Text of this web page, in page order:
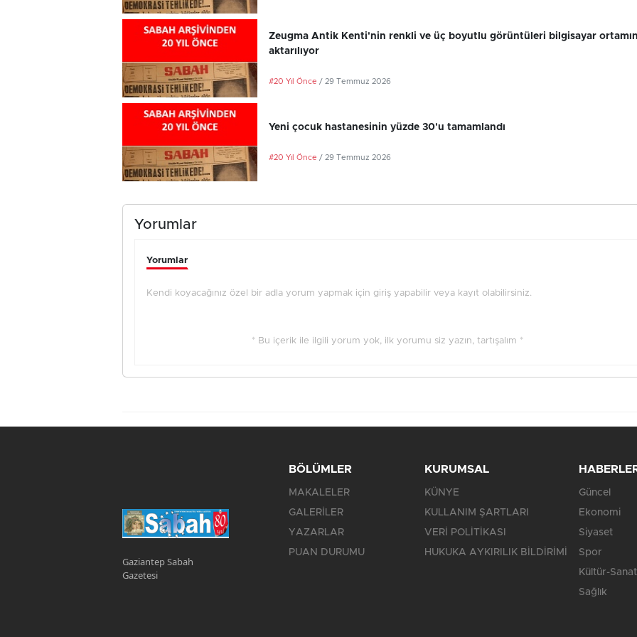
Zeugma Antik Kenti'nin renkli ve üç boyutlu görüntüleri bilgisayar
aktarılıyor
#20 Yıl Önce / 29 Temmuz 2026
Yeni çocuk hastanesinin yüzde 30'u tamamlandı
#20 Yıl Önce / 29 Temmuz 2026
Yorumlar
Yorumlar
Kendi koyacağınız özel bir adla yorum yapmak için giriş yapabilir veya kayıt olabilirsiniz.
* Bu içerik ile ilgili yorum yok, ilk yorumu siz yazın, tartışalım *
Gaziantep Sabah
Gazetesi
BÖLÜMLER
MAKALELER
GALERİLER
YAZARLAR
PUAN DURUMU
KURUMSAL
KÜNYE
KULLANIM ŞARTLARI
VERİ POLİTİKASI
HUKUKA AYKIRILIK BİLDİRİMİ
Güncel
Ekonomi
Siyaset
Spor
Kültür-Sanat
Sağlık